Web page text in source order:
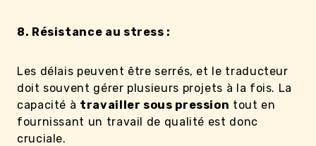
8. Résistance au stress :
Les délais peuvent être serrés, et le traducteur
doit souvent gérer plusieurs projets à la fois. La
capacité à travailler sous pression tout en
fournissant un travail de qualité est donc
cruciale.